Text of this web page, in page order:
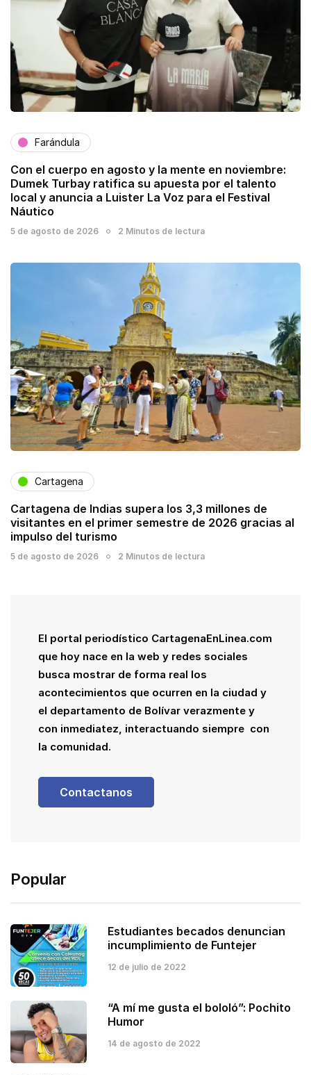
Farándula
Con el cuerpo en agosto y la mente en noviembre:
Dumek Turbay ratifica su apuesta por el talento
local y anuncia a Luister La Voz para el Festival
Náutico
5 de agosto de 2026 2 Minutos de lectura
Cartagena
Cartagena de Indias supera los 3,3 millones de
visitantes en el primer semestre de 2026 gracias al
impulso del turismo
5 de agosto de 2026 2 Minutos de lectura
El portal periodístico CartagenaEnLinea.com
que hoy nace en la web y redes sociales
busca mostrar de forma real los
acontecimientos que ocurren en la ciudad y
el departamento de Bolívar verazmente y
con inmediatez, interactuando siempre con
la comunidad.
Contactanos
Popular
Estudiantes becados denuncian
incumplimiento de Funtejer
12 de julio de 2022
“A mí me gusta el bololó”: Pochito
Humor
14 de agosto de 2022